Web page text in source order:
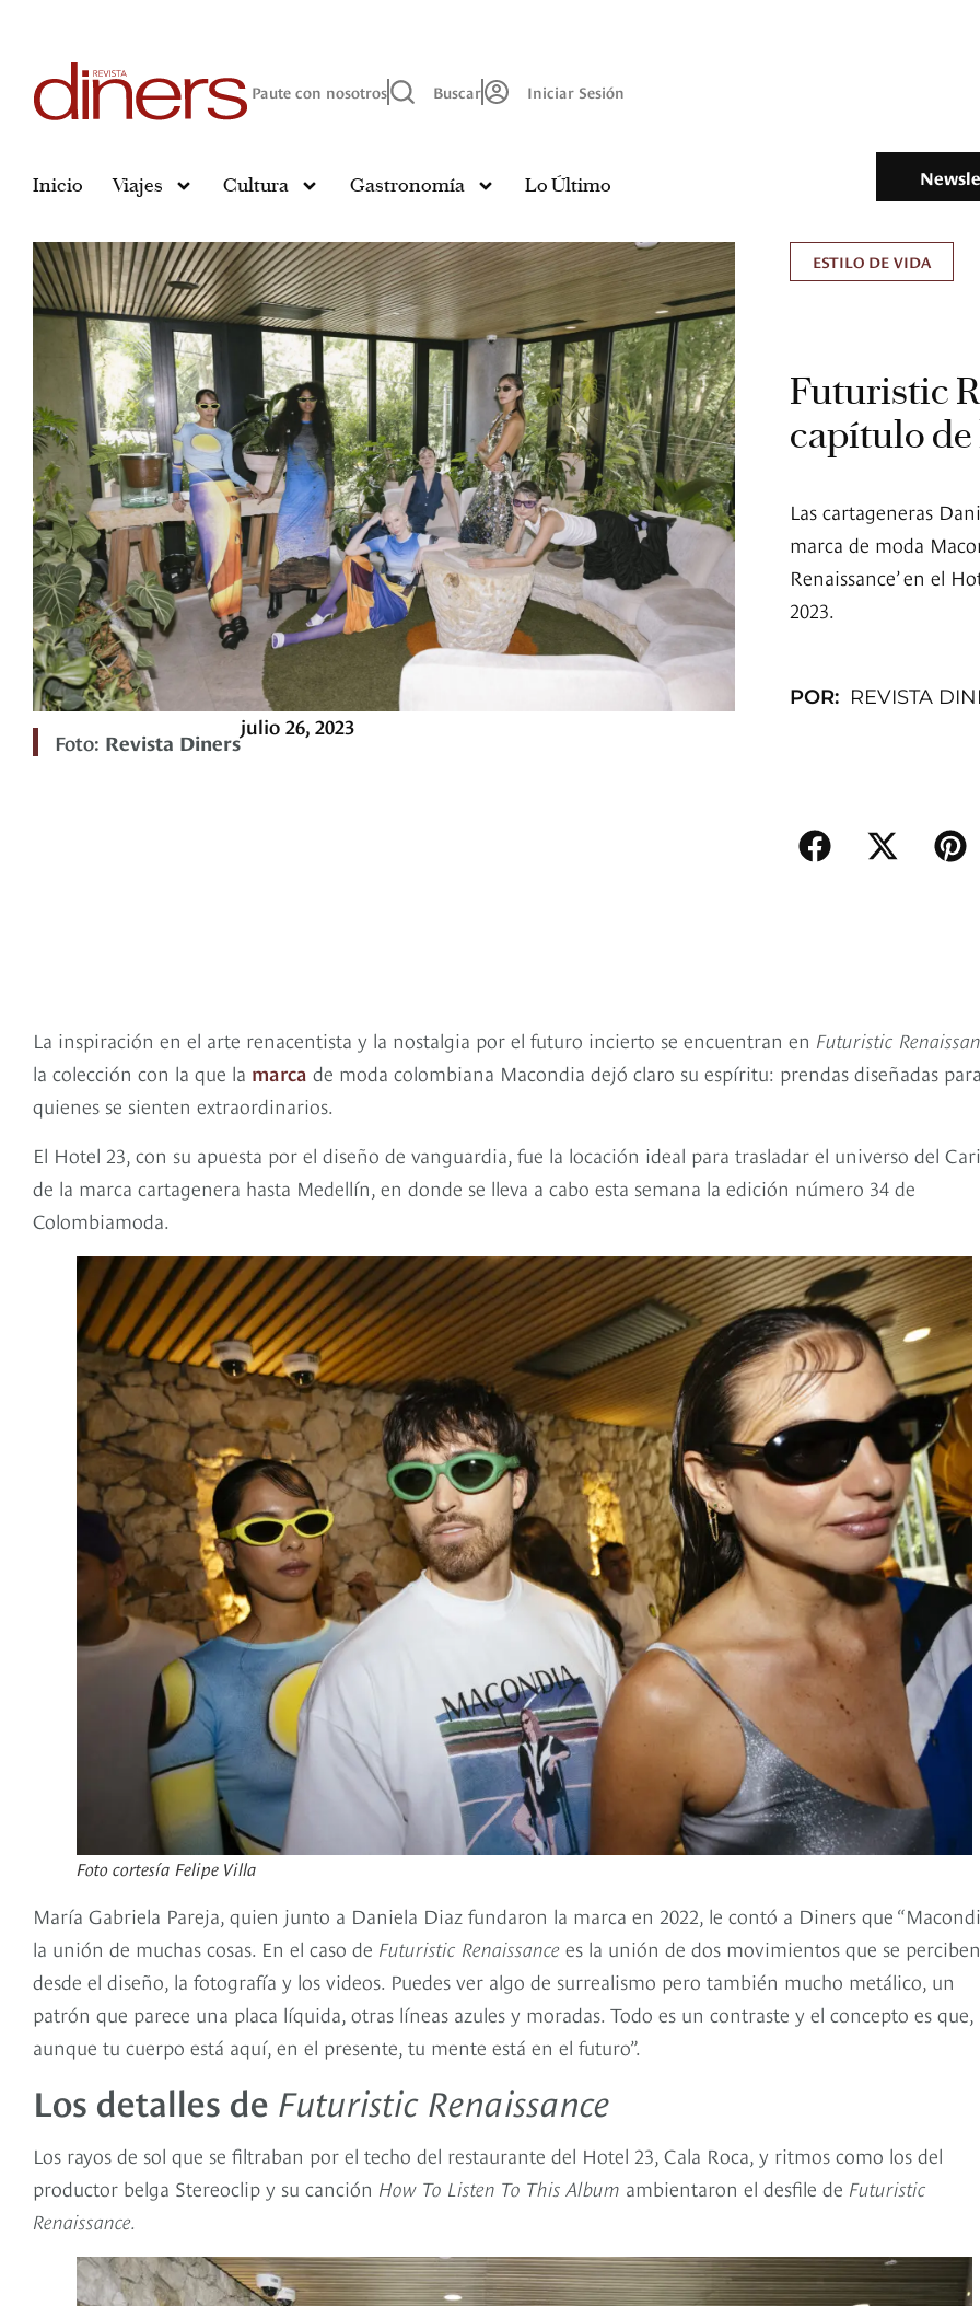
Paute con nosotros Buscar Iniciar Sesión
Inicio Viajes Cultura Gastronomía Lo Último
Foto: Revista Diners
julio 26, 2023
ESTILO DE VIDA
Futuristic
capítulo de
Las cartageneras
marca de moda
Renaissance’ en el
2023.
POR: REVISTA
La inspiración en el arte renacentista y la nostalgia por el futuro incierto se encuentran en Futuristic
la colección con la que la marca de moda colombiana Macondia dejó claro su espíritu: prendas diseñadas para
quienes se sienten extraordinarios.
El Hotel 23, con su apuesta por el diseño de vanguardia, fue la locación ideal para trasladar el universo del
de la marca cartagenera hasta Medellín, en donde se lleva a cabo esta semana la edición número 34 de
Colombiamoda.
Foto cortesía Felipe Villa
María Gabriela Pareja, quien junto a Daniela Diaz fundaron la marca en 2022, le contó a Diners que
la unión de muchas cosas. En el caso de Futuristic Renaissance es la unión de dos movimientos que se perciben
desde el diseño, la fotografía y los videos. Puedes ver algo de surrealismo pero también mucho metálico, un
patrón que parece una placa líquida, otras líneas azules y moradas. Todo es un contraste y el concepto es que,
aunque tu cuerpo está aquí, en el presente, tu mente está en el futuro”.
Los detalles de Futuristic Renaissance
Los rayos de sol que se filtraban por el techo del restaurante del Hotel 23, Cala Roca, y ritmos como los del
productor belga Stereoclip y su canción How To Listen To This Album ambientaron el desfile de Futuristic
Renaissance.